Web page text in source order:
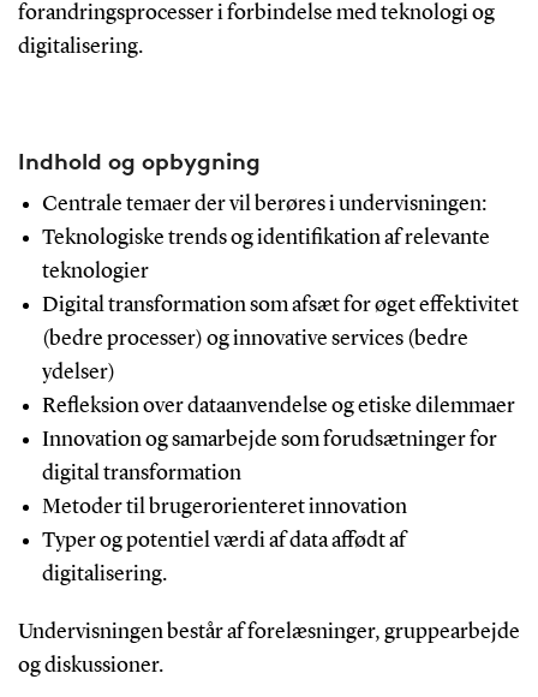
forandringsprocesser i forbindelse med teknologi og
digitalisering.
Indhold og opbygning
Centrale temaer der vil berøres i undervisningen:
Teknologiske trends og identifikation af relevante
teknologier
Digital transformation som afsæt for øget effektivitet
(bedre processer) og innovative services (bedre
ydelser)
Refleksion over dataanvendelse og etiske dilemmaer
Innovation og samarbejde som forudsætninger for
digital transformation
Metoder til brugerorienteret innovation
Typer og potentiel værdi af data affødt af
digitalisering.
Undervisningen består af forelæsninger, gruppearbejde
og diskussioner.